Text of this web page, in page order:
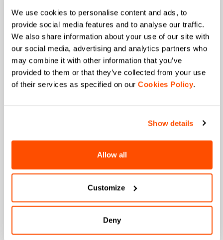
We use cookies to personalise content and ads, to
provide social media features and to analyse our traffic.
We also share information about your use of our site with
our social media, advertising and analytics partners who
may combine it with other information that you’ve
provided to them or that they’ve collected from your use
of their services as specified on our Cookies Policy.
Show details
Allow all
Customize
Deny
どちらに興味がありますか？
メンズ
ウィメンズ
マーケティング目的として最新情報、会員限定の
します。*
私は、Manifattura Valcismon（イタリア本社）が
お客様個々に合わせた商品提供の改善やコミュニ